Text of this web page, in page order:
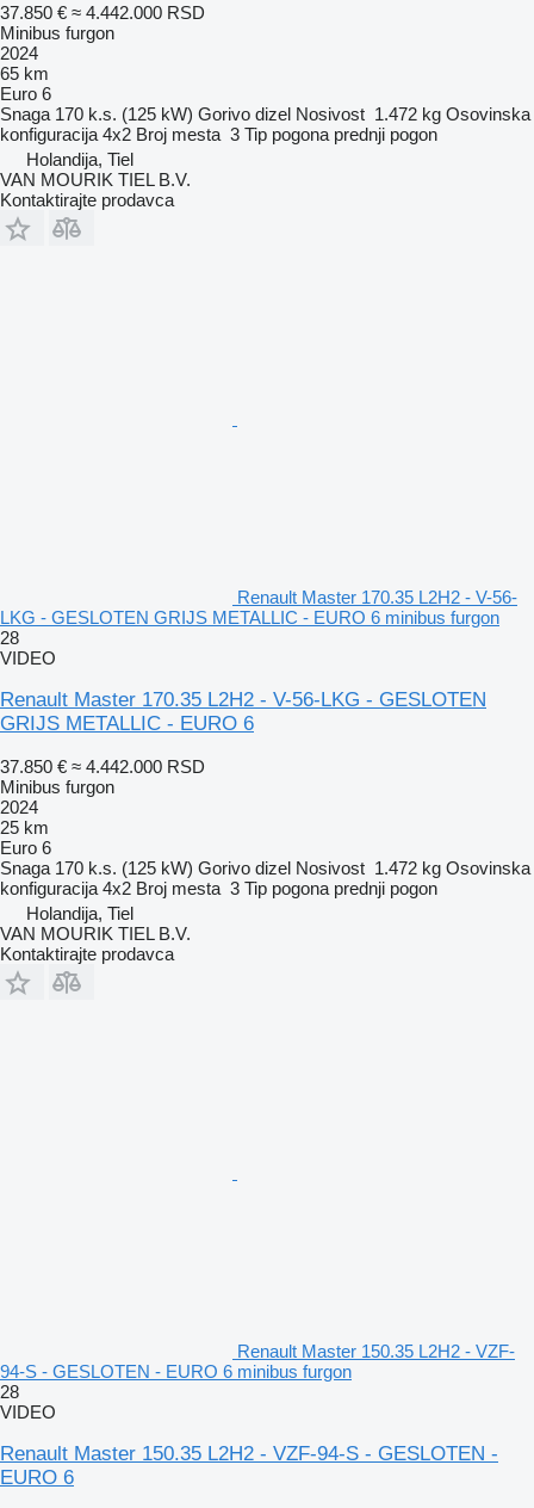
37.850 € ≈ 4.442.000 RSD
Minibus furgon
2024
65 km
Euro 6
Snaga 170 k.s. (125 kW) Gorivo dizel Nosivost 1.472 kg Osovinska
konfiguracija 4x2 Broj mesta 3 Tip pogona prednji pogon
Holandija, Tiel
VAN MOURIK TIEL B.V.
Kontaktirajte prodavca
Renault Master 170.35 L2H2 - V-56-
LKG - GESLOTEN GRIJS METALLIC - EURO 6 minibus furgon
28
VIDEO
Renault Master 170.35 L2H2 - V-56-LKG - GESLOTEN
GRIJS METALLIC - EURO 6
37.850 € ≈ 4.442.000 RSD
Minibus furgon
2024
25 km
Euro 6
Snaga 170 k.s. (125 kW) Gorivo dizel Nosivost 1.472 kg Osovinska
konfiguracija 4x2 Broj mesta 3 Tip pogona prednji pogon
Holandija, Tiel
VAN MOURIK TIEL B.V.
Kontaktirajte prodavca
Renault Master 150.35 L2H2 - VZF-
94-S - GESLOTEN - EURO 6 minibus furgon
28
VIDEO
Renault Master 150.35 L2H2 - VZF-94-S - GESLOTEN -
EURO 6